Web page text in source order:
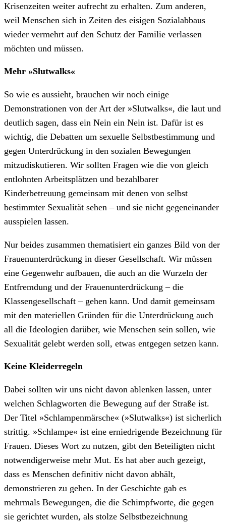
Krisenzeiten weiter aufrecht zu erhalten. Zum anderen,
weil Menschen sich in Zeiten des eisigen Sozialabbaus
wieder vermehrt auf den Schutz der Familie verlassen
möchten und müssen.
Mehr »Slutwalks«
So wie es aussieht, brauchen wir noch einige
Demonstrationen von der Art der »Slutwalks«, die laut und
deutlich sagen, dass ein Nein ein Nein ist. Dafür ist es
wichtig, die Debatten um sexuelle Selbstbestimmung und
gegen Unterdrückung in den sozialen Bewegungen
mitzudiskutieren. Wir sollten Fragen wie die von gleich
entlohnten Arbeitsplätzen und bezahlbarer
Kinderbetreuung gemeinsam mit denen von selbst
bestimmter Sexualität sehen – und sie nicht gegeneinander
ausspielen lassen.
Nur beides zusammen thematisiert ein ganzes Bild von der
Frauenunterdrückung in dieser Gesellschaft. Wir müssen
eine Gegenwehr aufbauen, die auch an die Wurzeln der
Entfremdung und der Frauenunterdrückung – die
Klassengesellschaft – gehen kann. Und damit gemeinsam
mit den materiellen Gründen für die Unterdrückung auch
all die Ideologien darüber, wie Menschen sein sollen, wie
Sexualität gelebt werden soll, etwas entgegen setzen kann.
Keine Kleiderregeln
Dabei sollten wir uns nicht davon ablenken lassen, unter
welchen Schlagworten die Bewegung auf der Straße ist.
Der Titel »Schlampenmärsche« (»Slutwalks«) ist sicherlich
strittig. »Schlampe« ist eine erniedrigende Bezeichnung für
Frauen. Dieses Wort zu nutzen, gibt den Beteiligten nicht
notwendigerweise mehr Mut. Es hat aber auch gezeigt,
dass es Menschen definitiv nicht davon abhält,
demonstrieren zu gehen. In der Geschichte gab es
mehrmals Bewegungen, die die Schimpfworte, die gegen
sie gerichtet wurden, als stolze Selbstbezeichnung